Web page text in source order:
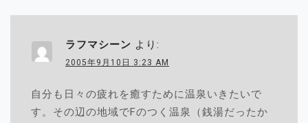
シ
ラフマシーン より:
2005年9月10日 3:23 AM
自分も日々の疲れを癒すために温泉いきたいで
す。その辺の地域でFのつく温泉（銭湯だったか